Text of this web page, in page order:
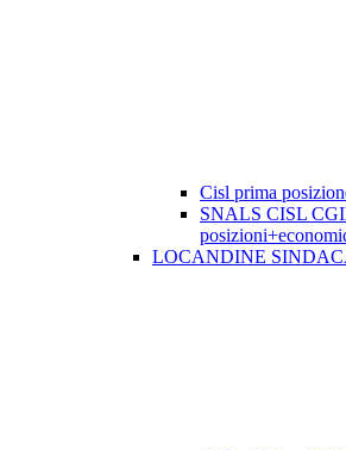
Cisl prima
SNALS CISL
LOCANDINE